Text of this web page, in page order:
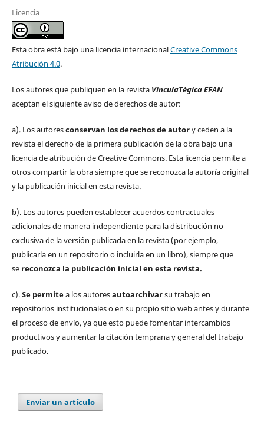
Licencia
Esta obra está bajo una licencia internacionalCreative Commons
Atribución 4.0.
Los autores que publiquen en la revista VinculaTégica EFAN
aceptan el siguiente aviso de derechos de autor:
a). Los autoresconservan los derechos de autory ceden a la
revista el derecho de la primera publicación de la obra bajo una
licencia de atribución de Creative Commons. Esta licencia permite a
otros compartir la obra siempre que se reconozca la autoría original
y la publicación inicial en esta revista.
b). Los autores pueden establecer acuerdos contractuales
adicionales de manera independiente para la distribución no
exclusiva de la versión publicada en la revista (por ejemplo,
publicarla en un repositorio o incluirla en un libro), siempre que
sereconozca la publicación inicial en esta revista.
c).Se permitea los autoresautoarchivarsu trabajo en
repositorios institucionales o en su propio sitio web antes y durante
el proceso de envío, ya que esto puede fomentar intercambios
productivos y aumentar la citación temprana y general del trabajo
publicado.
Enviar un artículo